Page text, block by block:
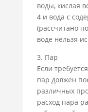
воды, кислая
4 и вода с
(рассчитано
воде нельзя
3. Пар
Если
пар должен
различных
расход пара